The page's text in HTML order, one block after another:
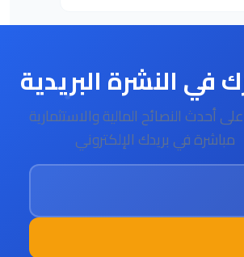
في النشرة البريدية
أحدث النصائح المالية والاستثمارية
مباشرة في بريدك الإلكتروني